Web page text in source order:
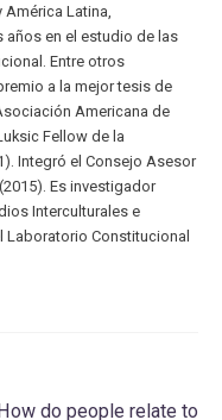
Latina,
en el estudio de las
Entre otros
a la mejor tesis de
Americana de
Fellow de la
Integró el Consejo Asesor
Es investigador
Interculturales e
Laboratorio Constitucional
do people relate to